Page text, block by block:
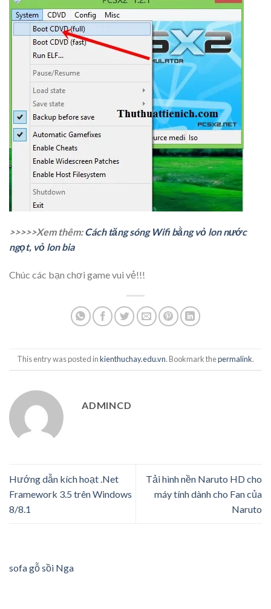
>>>>>Xem thêm:Cách tăng sóng Wifi bằng vỏ lon nước
ngọt, vỏ lon bia
Chúc các bạn chơi game vui vẻ!!!
This entry was posted inkienthuchay.edu.vn. Bookmark thepermalink.
ADMINCD
Hướng dẫn kích hoạt .Net
Framework 3.5 trên Windows
8/8.1
Tải hình nền Naruto HD cho
máy tính dành cho Fan của
Naruto
sofa gỗ sồi Nga